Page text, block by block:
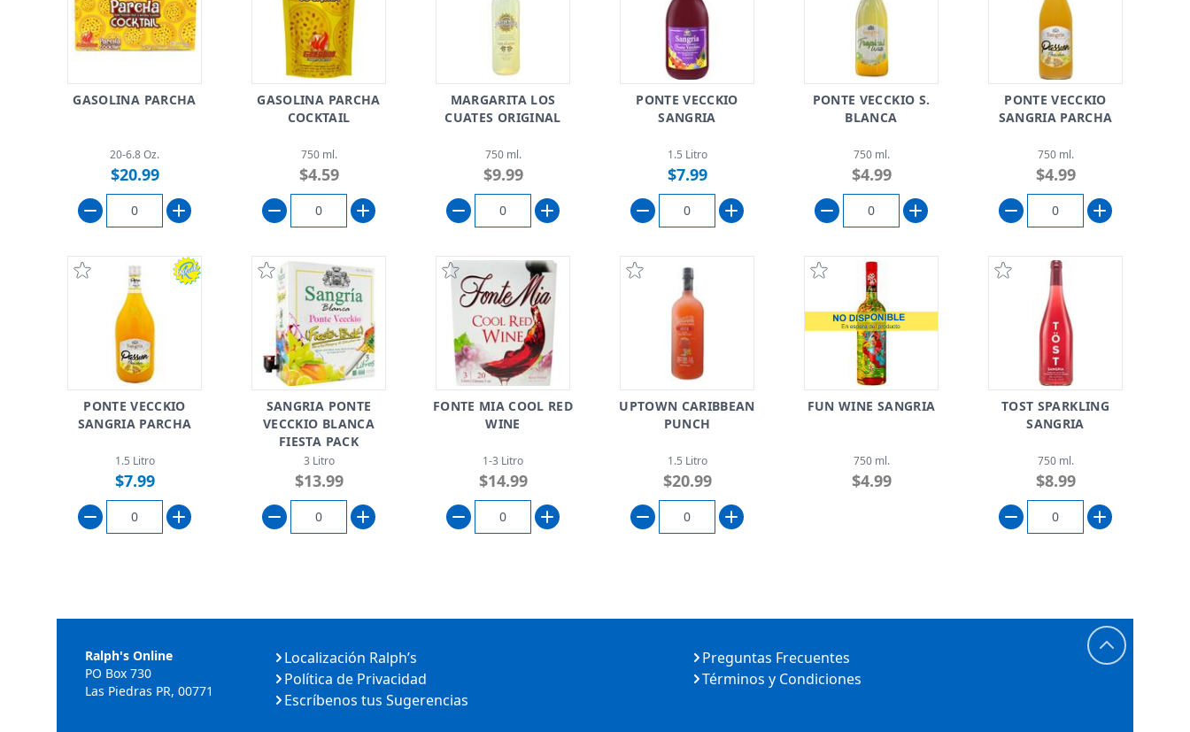
GASOLINA PARCHA
20-6.8 Oz.
$20.99
GASOLINA PARCHA
COCKTAIL
750 ml.
$4.59
MARGARITA LOS
CUATES ORIGINAL
750 ml.
$9.99
PONTE VECCKIO
SANGRIA
1.5 Litro
$7.99
PONTE VECCKIO S.
BLANCA
750 ml.
$4.99
PONTE VECCKIO
SANGRIA PARCHA
750 ml.
$4.99
PONTE VECCKIO
SANGRIA PARCHA
1.5 Litro
$7.99
SANGRIA PONTE
VECCKIO BLANCA
FIESTA PACK
3 Litro
$13.99
FONTE MIA COOL RED
WINE
1-3 Litro
$14.99
UPTOWN CARIBBEAN
PUNCH
1.5 Litro
$20.99
FUN WINE SANGRIA
750 ml.
$4.99
TOST SPARKLING
SANGRIA
750 ml.
$8.99
Ralph's Online
PO Box 730
Las Piedras PR, 00771
Localización Ralph’s
Preguntas Frecuentes
Política de Privacidad
Términos y Condiciones
Escríbenos tus Sugerencias